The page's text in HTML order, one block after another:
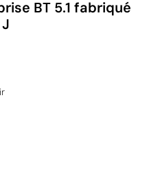
BT 5.1 fabriqué